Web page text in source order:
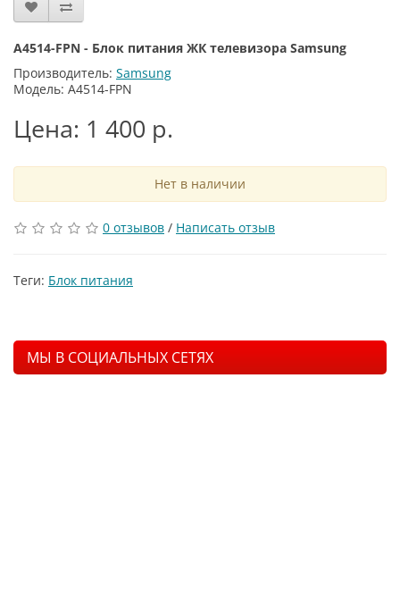
A4514-FPN - Блок питания ЖК телевизора Samsung
Производитель: Samsung
Модель: A4514-FPN
Цена: 1 400 р.
Нет в наличии
0 отзывов / Написать отзыв
Теги: Блок питания
МЫ В СОЦИАЛЬНЫХ СЕТЯХ